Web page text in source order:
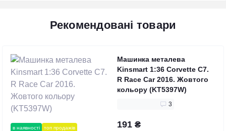
Рекомендовані товари
в наявності топ продажів
Машинка металева
Kinsmart 1:36 Corvette C7.
R Race Car 2016. Жовтого
кольору (KT5397W)
3
191 ₴